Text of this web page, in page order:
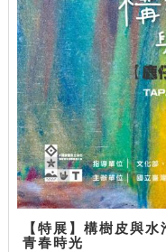
【特展】構樹皮與
青春時光